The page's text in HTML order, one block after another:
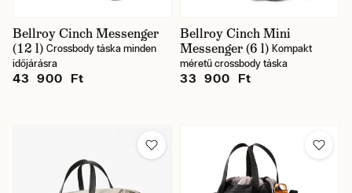
Bellroy Cinch Messenger
(12 l) Crossbody táska minden
időjárásra
43 900 Ft
Bellroy Cinch Mini
Messenger (6 l) Kompakt
méretű crossbody táska
33 900 Ft